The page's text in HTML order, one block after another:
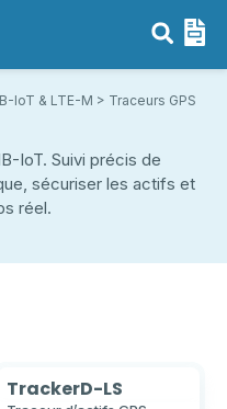
IoT & LTE-M > Traceurs GPS
IoT. Suivi précis de
sécuriser les actifs et
réel.
TrackerD-LS